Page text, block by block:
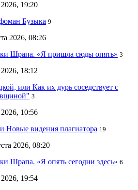
2026, 19:20
Бузыка 9
2026, 08:26
Шрапа. «Я пришла сюды опять» 3
2026, 18:12
или Как их дурь соседствует с
3
2026, 10:56
Новые видения плагиатора 19
2026, 08:20
Шрапа. «Я опять сегодни здесь» 6
2026, 19:54